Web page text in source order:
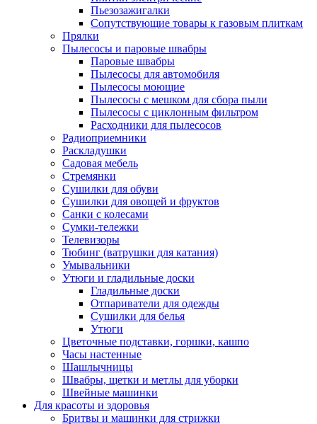
Пьезозажигалки
Сопутствующие товары к газовым плиткам
Прялки
Пылесосы и паровые швабры
Паровые швабры
Пылесосы для автомобиля
Пылесосы моющие
Пылесосы с мешком для сбора пыли
Пылесосы с циклонным фильтром
Расходники для пылесосов
Радиоприемники
Раскладушки
Садовая мебель
Стремянки
Сушилки для обуви
Сушилки для овощей и фруктов
Санки с колесами
Сумки-тележки
Телевизоры
Тюбинг (ватрушки для катания)
Умывальники
Утюги и гладильные доски
Гладильные доски
Отпариватели для одежды
Сушилки для белья
Утюги
Цветочные подставки, горшки, кашпо
Часы настенные
Шашлычницы
Швабры, щетки и метлы для уборки
Швейные машинки
Для красоты и здоровья
Бритвы и машинки для стрижки